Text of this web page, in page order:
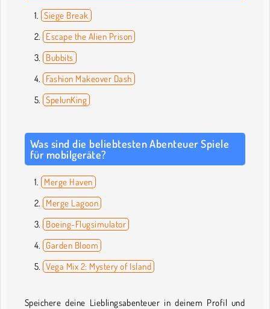
Siege Break
Escape the Alien Prison
Bubbits
Fashion Makeover Dash
SpelunKing
Was sind die beliebtesten Abenteuer Spiele
für mobilgeräte?
Merge Haven
Merge Lagoon
Boeing-Flugsimulator
Garden Bloom
Vega Mix 2: Mystery of Island
Speichere deine Lieblingsabenteuer in deinem Profil und